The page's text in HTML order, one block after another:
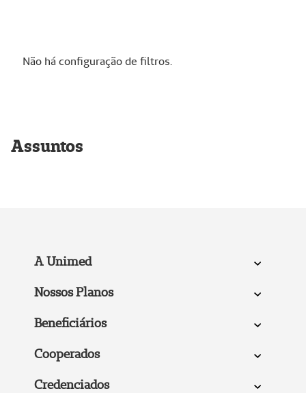
Não há configuração de filtros.
Assuntos
A Unimed
Nossos Planos
Beneficiários
Cooperados
Credenciados